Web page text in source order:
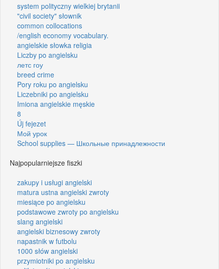
system polityczny wielkiej brytanii
"civil society" słownik
common collocations
/english economy vocabulary.
angielskie słowka religia
Liczby po angielsku
летс гоу
breed crime
Pory roku po angielsku
Liczebniki po angielsku
Imiona angielskie męskie
8
Új fejezet
Мой урок
School supplies — Школьные принадлежности
Najpopularniejsze fiszki
zakupy i usługi angielski
matura ustna angielski zwroty
miesiące po angielsku
podstawowe zwroty po angielsku
slang angielski
angielski biznesowy zwroty
napastnik w futbolu
1000 słów angielski
przymiotniki po angielsku